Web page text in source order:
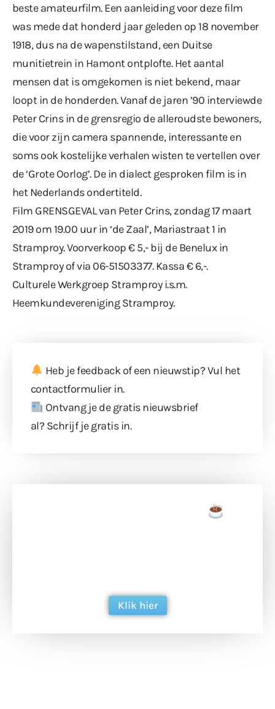
beste amateurfilm. Een aanleiding voor deze film
was mede dat honderd jaar geleden op 18 november
1918, dus na de wapenstilstand, een Duitse
munitietrein in Hamont ontplofte. Het aantal
mensen dat is omgekomen is niet bekend, maar
loopt in de honderden. Vanaf de jaren ’90 interviewde
Peter Crins in de grensregio de alleroudste bewoners,
die voor zijn camera spannende, interessante en
soms ook kostelijke verhalen wisten te vertellen over
de ‘Grote Oorlog’. De in dialect gesproken film is in
het Nederlands ondertiteld.
Film GRENSGEVAL van Peter Crins, zondag 17 maart
2019 om 19.00 uur in ‘de Zaal’, Mariastraat 1 in
Stramproy. Voorverkoop € 5,- bij de Benelux in
Stramproy of via 06-51503377. Kassa € 6,-.
Culturele Werkgroep Stramproy i.s.m.
Heemkundevereniging Stramproy.
Heb je feedback of een nieuwstip? Vul het
contactformulierin.
Ontvang je de gratis nieuwsbrief
al? Schrijf je gratis in.
Klik hier